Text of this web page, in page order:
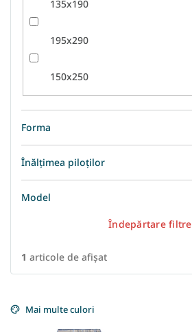
135x190
195x290
150x250
Forma
Înălțimea piloților
Model
Îndepărtare filtre
1 articole de afişat
i
Mai multe culori